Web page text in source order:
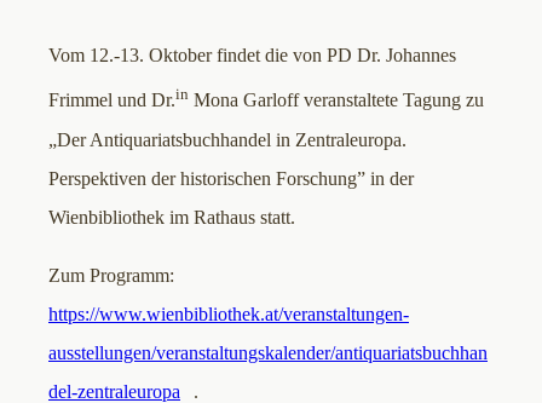
Vom 12.-13. Oktober findet die von PD Dr. Johannes
Frimmel und Dr.in Mona Garloff veranstaltete Tagung zu
„Der Antiquariatsbuchhandel in Zentraleuropa.
Perspektiven der historischen Forschung” in der
Wienbibliothek im Rathaus statt.
Zum Programm:
https://www.wienbibliothek.at/veranstaltungen-
ausstellungen/veranstaltungskalender/antiquariatsbuchhan
del-zentraleuropa
.